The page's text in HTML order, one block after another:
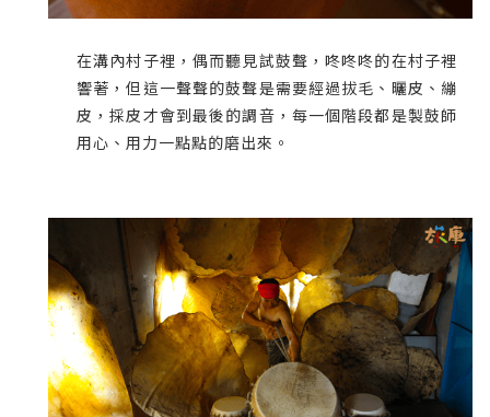
在溝內村子裡，偶而聽見試鼓聲，咚咚咚的在村子裡
響著，但這一聲聲的鼓聲是需要經過拔毛、曬皮、繃
皮，採皮才會到最後的調音，每一個階段都是製鼓師
用心、用力一點點的磨出來。